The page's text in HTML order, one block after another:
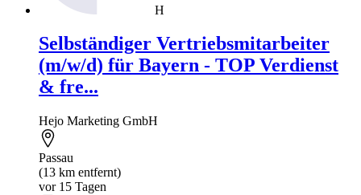
H
Selbständiger Vertriebsmitarbeiter
(m/w/d) für Bayern - TOP Verdienst
& fre...
Hejo Marketing GmbH
Passau
(13 km entfernt)
vor 15 Tagen